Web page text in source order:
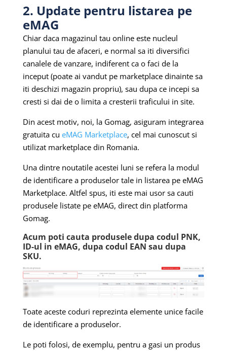
2. Update pentru listarea pe
eMAG
Chiar daca magazinul tau online este nucleul
planului tau de afaceri, e normal sa iti diversifici
canalele de vanzare, indiferent ca o faci de la
inceput (poate ai vandut pe marketplace dinainte sa
iti deschizi magazin propriu), sau dupa ce incepi sa
cresti si dai de o limita a cresterii traficului in site.
Din acest motiv, noi, la Gomag, asiguram integrarea
gratuita cu eMAG Marketplace, cel mai cunoscut si
utilizat marketplace din Romania.
Una dintre noutatile acestei luni se refera la modul
de identificare a produselor tale in listarea pe eMAG
Marketplace. Altfel spus, iti este mai usor sa cauti
produsele listate pe eMAG, direct din platforma
Gomag.
Acum poti cauta produsele dupa codul PNK,
ID-ul in eMAG, dupa codul EAN sau dupa
SKU.
Toate aceste coduri reprezinta elemente unice facile
de identificare a produselor.
Le poti folosi, de exemplu, pentru a gasi un produs